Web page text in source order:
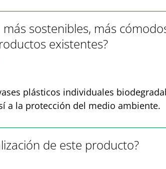
sostenibles, más
existentes?
plásticos individuales
a la protección del medio ambiente.
de este producto?